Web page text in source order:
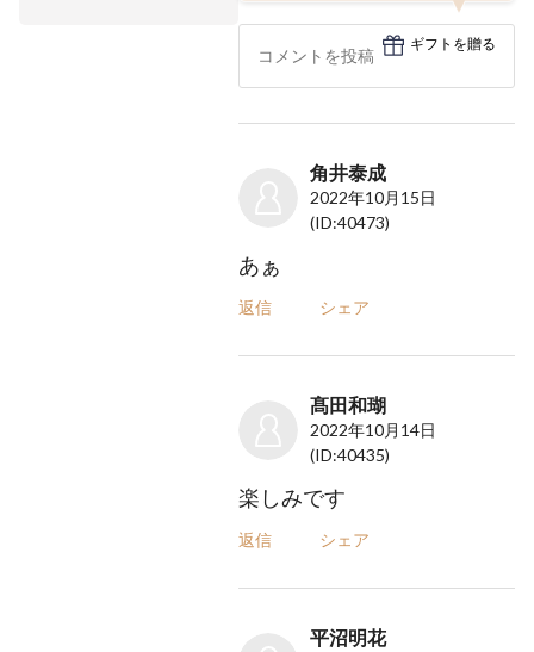
ギフトを贈る
角井泰成
2022年10月15日
(ID:40473)
あぁ
返信 シェア
髙田和瑚
2022年10月14日
(ID:40435)
楽しみです
返信 シェア
平沼明花